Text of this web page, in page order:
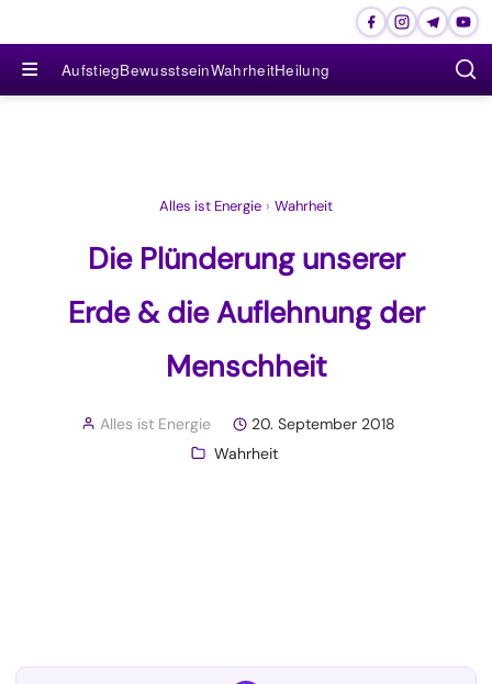
≡ AufstiegBewusstseinWahrheitHeilung
Alles ist Energie › Wahrheit
Die Plünderung unserer
Erde & die Auflehnung der
Menschheit
Alles ist Energie
20. September 2018
Wahrheit